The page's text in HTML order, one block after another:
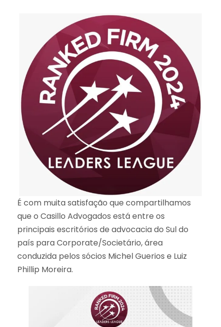
É com muita satisfação que compartilhamos
que o Casillo Advogados está entre os
principais escritórios de advocacia do Sul do
país para Corporate/Societário, área
conduzida pelos sócios Michel Guerios e Luiz
Phillip Moreira.